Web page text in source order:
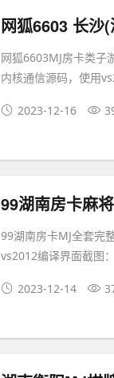
网狐6603 长沙
网狐6603MJ房卡类子
内核通信源码，使用
2023-12-16
99湖南房卡麻将
99湖南房卡MJ全套完
vs2012编译界面截图：
2023-12-14